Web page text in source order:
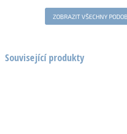
Související produkty
ZOBRAZIT VŠECHNY